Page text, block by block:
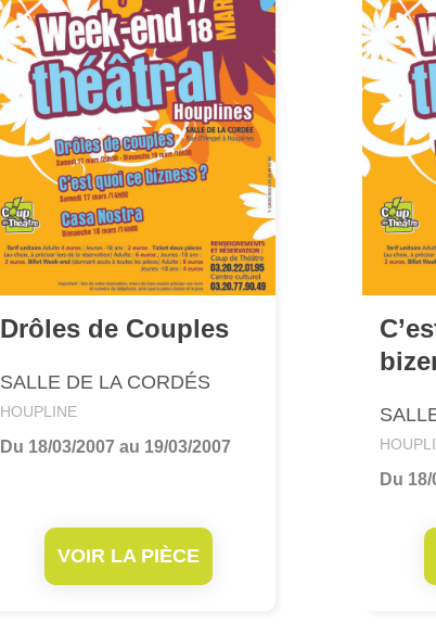
Drôles de Couples
SALLE DE LA CORDÉS
HOUPLINE
Du 18/03/2007 au 19/03/2007
VOIR LA PIÈCE
Du